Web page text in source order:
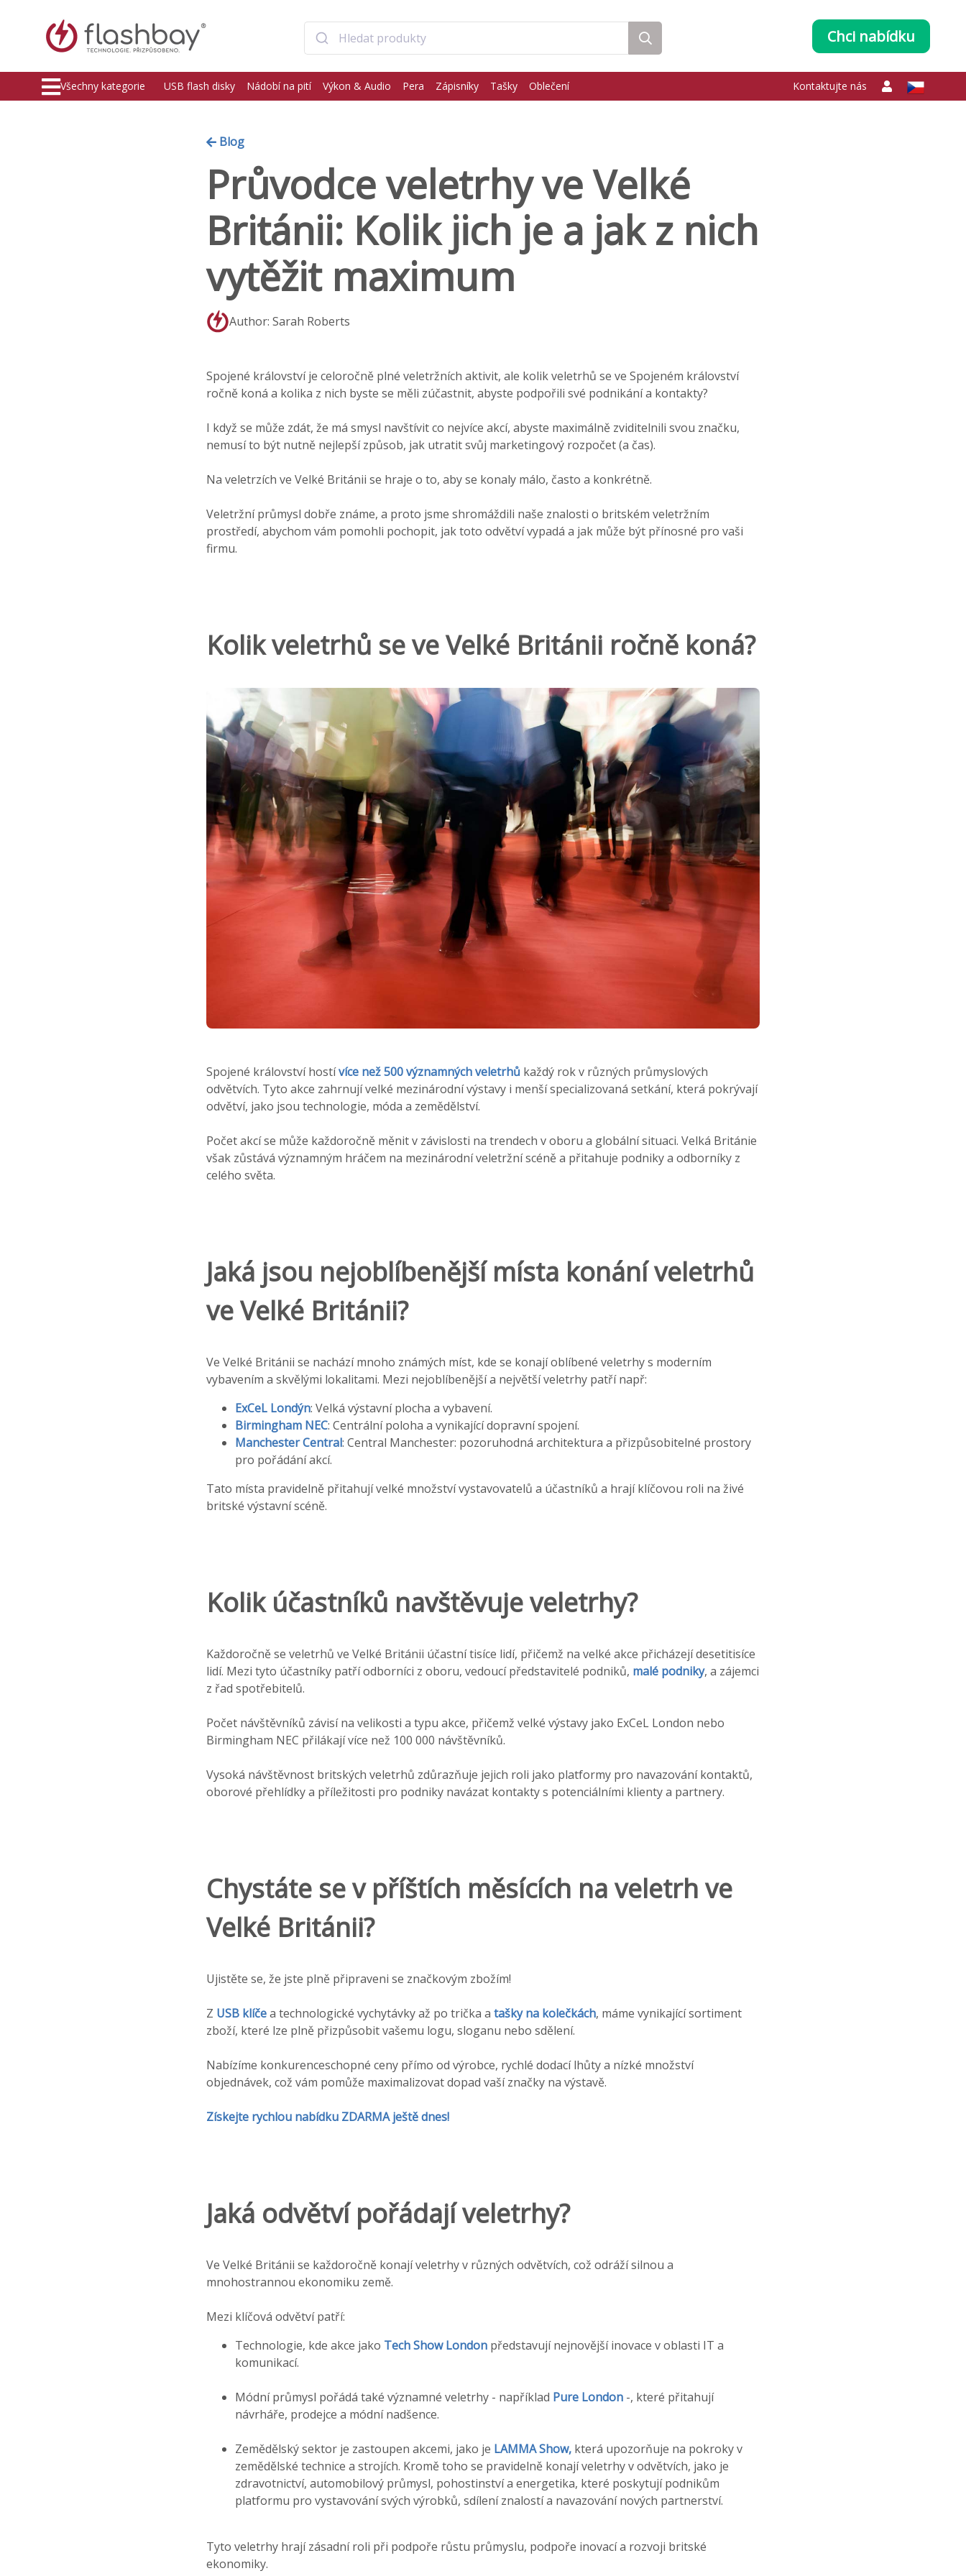
Chci nabídku
Všechny kategorie USB flash disky Nádobí na pití Výkon & Audio Pera Zápisníky Tašky Oblečení Kontaktujte nás
Blog
Průvodce veletrhy ve Velké
Británii: Kolik jich je a jak z nich
vytěžit maximum
Author: Sarah Roberts
Spojené království je celoročně plné veletržních aktivit, ale kolik veletrhů se ve Spojeném království
ročně koná a kolika z nich byste se měli zúčastnit, abyste podpořili své podnikání a kontakty?
I když se může zdát, že má smysl navštívit co nejvíce akcí, abyste maximálně zviditelnili svou značku,
nemusí to být nutně nejlepší způsob, jak utratit svůj marketingový rozpočet (a čas).
Na veletrzích ve Velké Británii se hraje o to, aby se konaly málo, často a konkrétně.
Veletržní průmysl dobře známe, a proto jsme shromáždili naše znalosti o britském veletržním
prostředí, abychom vám pomohli pochopit, jak toto odvětví vypadá a jak může být přínosné pro vaši
firmu.
Kolik veletrhů se ve Velké Británii ročně koná?
Spojené království hostívíce než 500 významných veletrhů každý rok v různých průmyslových
odvětvích. Tyto akce zahrnují velké mezinárodní výstavy i menší specializovaná setkání, která pokrývají
odvětví, jako jsou technologie, móda a zemědělství.
Počet akcí se může každoročně měnit v závislosti na trendech v oboru a globální situaci. Velká Británie
však zůstává významným hráčem na mezinárodní veletržní scéně a přitahuje podniky a odborníky z
celého světa.
Jaká jsou nejoblíbenější místa konání veletrhů
ve Velké Británii?
Ve Velké Británii se nachází mnoho známých míst, kde se konají oblíbené veletrhy s moderním
vybavením a skvělými lokalitami. Mezi nejoblíbenější a největší veletrhy patří např:
ExCeL Londýn: Velká výstavní plocha a vybavení.
Birmingham NEC: Centrální poloha a vynikající dopravní spojení.
Manchester Central: Central Manchester: pozoruhodná architektura a přizpůsobitelné prostory
pro pořádání akcí.
Tato místa pravidelně přitahují velké množství vystavovatelů a účastníků a hrají klíčovou roli na živé
britské výstavní scéně.
Kolik účastníků navštěvuje veletrhy?
Každoročně se veletrhů ve Velké Británii účastní tisíce lidí, přičemž na velké akce přicházejí desetitisíce
lidí. Mezi tyto účastníky patří odborníci z oboru, vedoucí představitelé podniků, malé podniky, a zájemci
z řad spotřebitelů.
Počet návštěvníků závisí na velikosti a typu akce, přičemž velké výstavy jako ExCeL London nebo
Birmingham NEC přilákají více než 100 000 návštěvníků.
Vysoká návštěvnost britských veletrhů zdůrazňuje jejich roli jako platformy pro navazování kontaktů,
oborové přehlídky a příležitosti pro podniky navázat kontakty s potenciálními klienty a partnery.
Chystáte se v příštích měsících na veletrh ve
Velké Británii?
Ujistěte se, že jste plně připraveni se značkovým zbožím!
Z USB klíčea technologické vychytávky až po trička a tašky na kolečkách, máme vynikající sortiment
zboží, které lze plně přizpůsobit vašemu logu, sloganu nebo sdělení.
Nabízíme konkurenceschopné ceny přímo od výrobce, rychlé dodací lhůty a nízké množství
objednávek, což vám pomůže maximalizovat dopad vaší značky na výstavě.
Získejte rychlou nabídku ZDARMA ještě dnes!
Jaká odvětví pořádají veletrhy?
Ve Velké Británii se každoročně konají veletrhy v různých odvětvích, což odráží silnou a
mnohostrannou ekonomiku země.
Mezi klíčová odvětví patří:
Technologie, kde akce jako Tech Show London představují nejnovější inovace v oblasti IT a
komunikací.
Módní průmysl pořádá také významné veletrhy - například Pure London -, které přitahují
návrháře, prodejce a módní nadšence.
Zemědělský sektor je zastoupen akcemi, jako je LAMMA Show, která upozorňuje na pokroky v
zemědělské technice a strojích. Kromě toho se pravidelně konají veletrhy v odvětvích, jako je
zdravotnictví, automobilový průmysl, pohostinství a energetika, které poskytují podnikům
platformu pro vystavování svých výrobků, sdílení znalostí a navazování nových partnerství.
Tyto veletrhy hrají zásadní roli při podpoře růstu průmyslu, podpoře inovací a rozvoji britské
ekonomiky.